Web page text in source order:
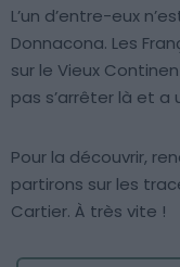
L’un d’entre-eux
Donnacona. Les
sur le Vieux
pas s’arrêter là et
Pour la découvrir,
partirons sur les
Cartier. À très vite !